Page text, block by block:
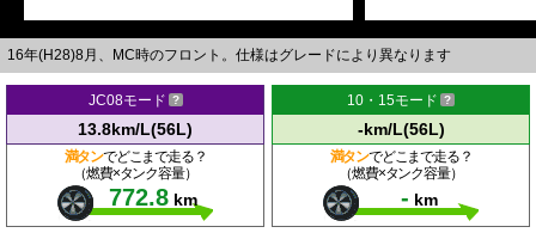
16年(H28)8月、MC時のフロント。仕様はグレードにより異なります
JC08モード
13.8km/L(56L)
満タンでどこまで走る？
（燃費×タンク容量）
772.8 km
10・15モード
-km/L(56L)
満タンでどこまで走る？
（燃費×タンク容量）
- km